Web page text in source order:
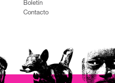
Boletín
Contacto